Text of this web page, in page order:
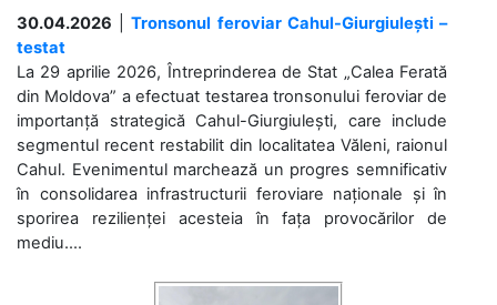
30.04.2026 |Tronsonul feroviar Cahul-Giurgiulești –
testat
La 29 aprilie 2026, Întreprinderea de Stat „Calea Ferată
din Moldova” a efectuat testarea tronsonului feroviar de
importanță strategică Cahul-Giurgiulești, care include
segmentul recent restabilit din localitatea Văleni, raionul
Cahul. Evenimentul marchează un progres semnificativ
în consolidarea infrastructurii feroviare naționale și în
sporirea rezilienței acesteia în fața provocărilor de
mediu....